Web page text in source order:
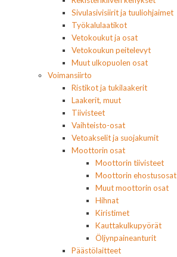
Sivulasivisiirit ja tuuliohjaimet
Työkalulaatikot
Vetokoukut ja osat
Vetokoukun peitelevyt
Muut ulkopuolen osat
Voimansiirto
Ristikot ja tukilaakerit
Laakerit, muut
Tiivisteet
Vaihteisto-osat
Vetoakselit ja suojakumit
Moottorin osat
Moottorin tiivisteet
Moottorin ehostusosat
Muut moottorin osat
Hihnat
Kiristimet
Kauttakulkupyörät
Öljynpaineanturit
Päästölaitteet